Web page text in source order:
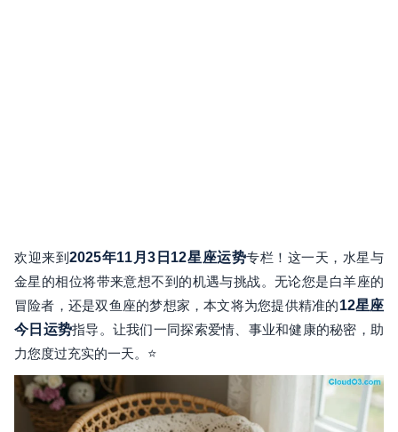
欢迎来到2025年11月3日12星座运势专栏！这一天，水星与
金星的相位将带来意想不到的机遇与挑战。无论您是白羊座的
冒险者，还是双鱼座的梦想家，本文将为您提供精准的12星座
今日运势指导。让我们一同探索爱情、事业和健康的秘密，助
力您度过充实的一天。⭐